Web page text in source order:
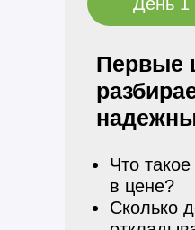
Первые
Что
в цене?
Сколько